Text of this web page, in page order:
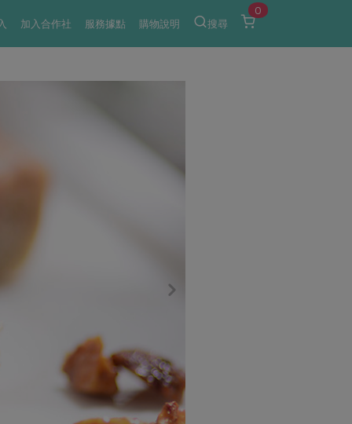
加入合作社 服務據點 購物說明 搜尋
0